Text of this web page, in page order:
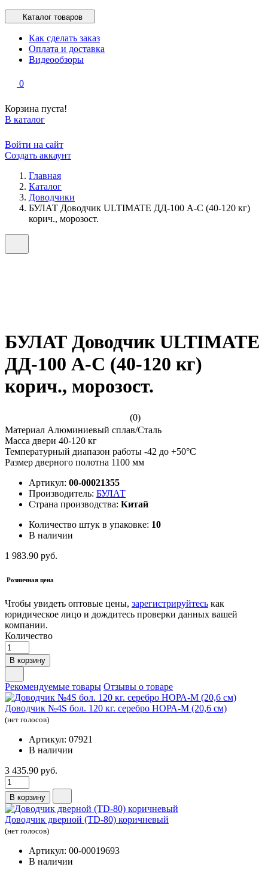
Каталог товаров
Как сделать заказ
Оплата и доставка
Видеообзоры
0
Корзина пуста!
В каталог
Войти на сайт
Создать аккаунт
Главная
Каталог
Доводчики
БУЛАТ Доводчик ULTIMATE ДД-100 A-C (40-120 кг)
корич., морозост.
БУЛАТ Доводчик ULTIMATE
ДД-100 A-C (40-120 кг)
корич., морозост.
(0)
Материал Алюминиевый сплав/Сталь
Масса двери 40-120 кг
Температурный диапазон работы -42 до +50°С
Размер дверного полотна 1100 мм
Артикул: 00-00021355
Производитель: БУЛАТ
Страна производства: Китай
Количество штук в упаковке: 10
В наличии
1 983.90 руб.
Розничная цена
Чтобы увидеть оптовые цены, зарегистрируйтесь как
юридическое лицо и дождитесь проверки данных вашей
компании.
Количество
В корзину
Рекомендуемые товары Отзывы о товаре
Доводчик №4S бол. 120 кг. серебро НОРА-М (20,6 см)
(нет голосов)
Артикул: 07921
В наличии
3 435.90 руб.
В корзину
Доводчик дверной (TD-80) коричневый
(нет голосов)
Артикул: 00-00019693
В наличии